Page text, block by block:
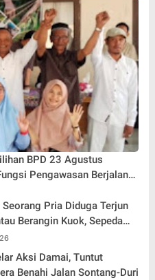
BPD 23 Agustus
Pengawasan Berjalan
Seorang Pria Diduga Terjun
Berangin Kuok, Sepeda
Aksi Damai, Tuntut
Benahi Jalan Sontang-Duri